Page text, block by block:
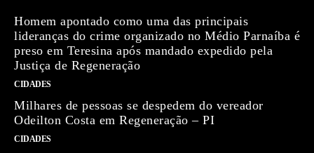
Homem apontado como uma das principais
lideranças do crime organizado no Médio Parnaíba é
preso em Teresina após mandado expedido pela
Justiça de Regeneração
CIDADES
Milhares de pessoas se despedem do vereador
Odeilton Costa em Regeneração – PI
CIDADES